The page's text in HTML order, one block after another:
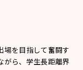
場を目指して奮闘す
がら、学生長距離界